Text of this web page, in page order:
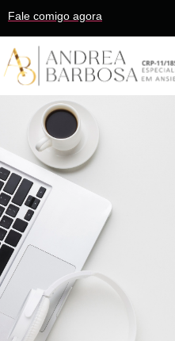
Fale comigo agora